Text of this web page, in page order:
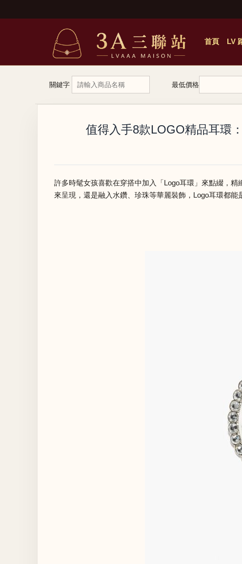
首頁 LV
關鍵字 最低價格
值得入手8款LOGO精品耳環
許多時髦女孩喜歡在穿搭中加入「Logo耳環」來點綴，
來呈現，還是融入水鑽、珍珠等華麗裝飾，Logo耳環都能